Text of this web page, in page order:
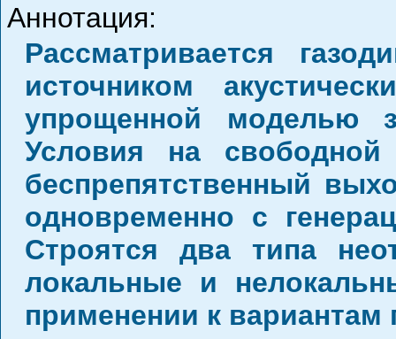
Аннотация:
Рассматривается
источником
упрощенной моделью
Условия на свободной
беспрепятственный
одновременно с
Строятся два типа
локальные и
применении к вариантам